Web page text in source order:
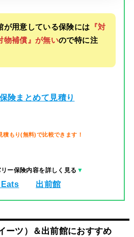
が用意している保険には 『対
物補償』が無いので特に注
険まとめて見積り
積もり(無料)で比較できます！
ー保険内容を詳しく見る ▼
出前館
ーツ）＆出前館におすすめ